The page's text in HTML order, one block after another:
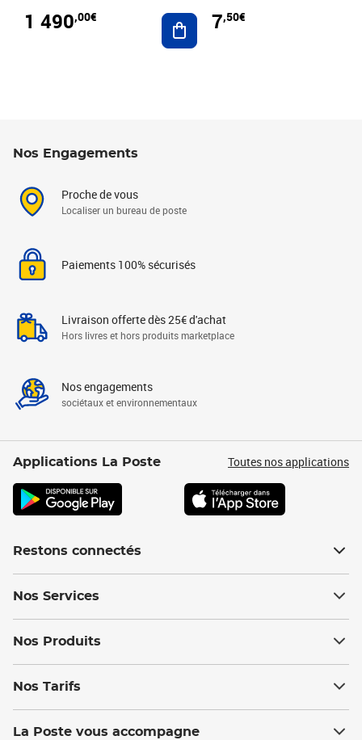
1 490,00€ Ajouter au panier
7,50€
Nos Engagements
Proche de vous
Localiser un bureau de poste
Paiements 100% sécurisés
Livraison offerte dès 25€ d'achat
Hors livres et hors produits marketplace
Nos engagements
sociétaux et environnementaux
Applications La Poste Toutes nos applications
Restons connectés
Nos Services
Nos Produits
Nos Tarifs
La Poste vous accompagne